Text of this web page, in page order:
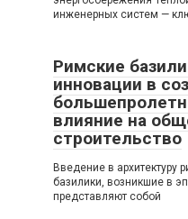
инженерных систем —
Римские
инновации в
влияние на
строительство
Введение в архитектуру
базилики, возникшие в
представляют собой